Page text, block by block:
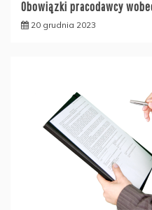
Obowiązki pracodawcy
20 grudnia 2023